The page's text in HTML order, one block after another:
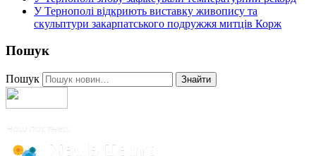
У Тернополі відкриють виставку живопису та
скульптури закарпатського подружжя митців Корж
Пошук
Пошук Знайти